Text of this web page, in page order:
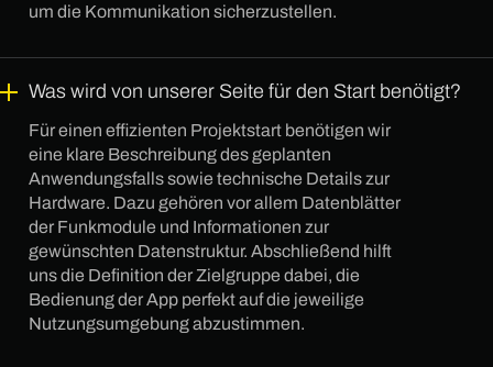
um die Kommunikation sicherzustellen.
Was wird von unserer Seite für den Start benötigt?
Für einen effizienten Projektstart benötigen wir
eine klare Beschreibung des geplanten
Anwendungsfalls sowie technische Details zur
Hardware. Dazu gehören vor allem Datenblätter
der Funkmodule und Informationen zur
gewünschten Datenstruktur. Abschließend hilft
uns die Definition der Zielgruppe dabei, die
Bedienung der App perfekt auf die jeweilige
Nutzungsumgebung abzustimmen.